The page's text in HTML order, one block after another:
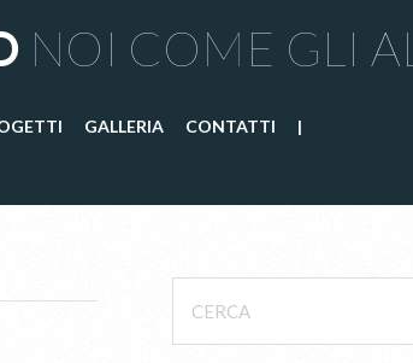
NOI COME GLI
GALLERIA CONTATTI
|